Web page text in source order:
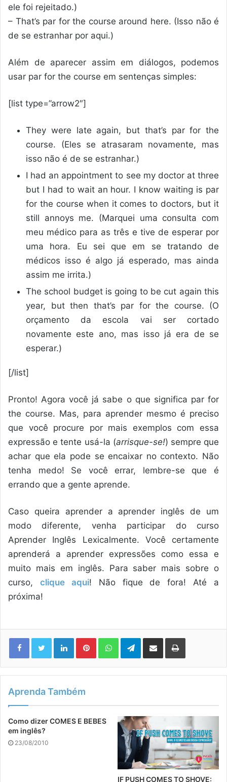
ele foi rejeitado.)
– That’s par for the course around here. (Isso não é
de se estranhar por aqui.)
Além de aparecer assim em diálogos, podemos
usar par for the course em sentenças simples:
[list type=”arrow2″]
They were late again, but that’s par for the
course. (Eles se atrasaram novamente, mas
isso não é de se estranhar.)
I had an appointment to see my doctor at three
but I had to wait an hour. I know waiting is par
for the course when it comes to doctors, but it
still annoys me. (Marquei uma consulta com
meu médico para as três e tive de esperar por
uma hora. Eu sei que em se tratando de
médicos isso é algo já esperado, mas ainda
assim me irrita.)
The school budget is going to be cut again this
year, but then that’s par for the course. (O
orçamento da escola vai ser cortado
novamente este ano, mas isso já era de se
esperar.)
[/list]
Pronto! Agora você já sabe o que significa par for
the course. Mas, para aprender mesmo é preciso
que você procure por mais exemplos com essa
expressão e tente usá-la (arrisque-se!) sempre que
achar que ela pode se encaixar no contexto. Não
tenha medo! Se você errar, lembre-se que é
errando que a gente aprende.
Caso queira aprender a aprender inglês de um
modo diferente, venha participar do curso
Aprender Inglês Lexicalmente. Você certamente
aprenderá a aprender expressões como essa e
muito mais em inglês. Para saber mais sobre o
curso, clique aqui! Não fique de fora! Até a
próxima!
LinkedinPinterestWhatsAppTelegram
Compartilhar via e-mail Imprimir
Aprenda Também
Como dizer COMES E BEBES
em inglês?
23/08/2010
IF PUSH COMES TO SHOVE: